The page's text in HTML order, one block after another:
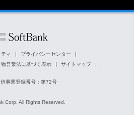
ィ
プライバシーセンター
物営業法に基づく表示 サイトマップ
信事業登録番号：第72号
Corp. All Rights Reserved.